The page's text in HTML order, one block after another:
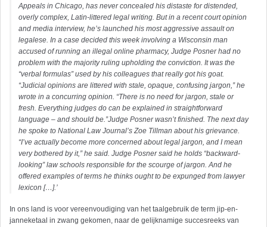
Appeals in Chicago, has never concealed his distaste for distended,
overly complex, Latin-littered legal writing. But in a recent court opinion
and media interview, he’s launched his most aggressive assault on
legalese. In a case decided this week involving a Wisconsin man
accused of running an illegal online pharmacy, Judge Posner had no
problem with the majority ruling upholding the conviction. It was the
“verbal formulas” used by his colleagues that really got his goat.
“Judicial opinions are littered with stale, opaque, confusing jargon,” he
wrote in a concurring opinion. “There is no need for jargon, stale or
fresh. Everything judges do can be explained in straightforward
language – and should be.”Judge Posner wasn’t finished. The next day
he spoke to National Law Journal’s Zoe Tillman about his grievance.
“I’ve actually become more concerned about legal jargon, and I mean
very bothered by it,” he said. Judge Posner said he holds “backward-
looking” law schools responsible for the scourge of jargon. And he
offered examples of terms he thinks ought to be expunged from lawyer
lexicon […].’
In ons land is voor vereenvoudiging van het taalgebruik de term jip-en-
janneketaal in zwang gekomen, naar de gelijknamige succesreeks van